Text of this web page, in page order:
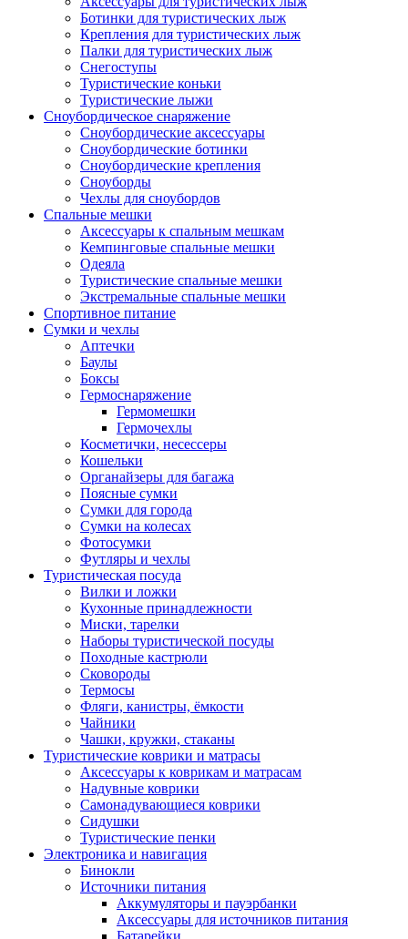
Ботинки для туристических лыж
Крепления для туристических лыж
Палки для туристических лыж
Снегоступы
Туристические коньки
Туристические лыжи
Сноубордическое снаряжение
Сноубордические аксессуары
Сноубордические ботинки
Сноубордические крепления
Сноуборды
Чехлы для сноубордов
Спальные мешки
Аксессуары к спальным мешкам
Кемпинговые спальные мешки
Одеяла
Туристические спальные мешки
Экстремальные спальные мешки
Спортивное питание
Сумки и чехлы
Аптечки
Баулы
Боксы
Гермоснаряжение
Гермомешки
Гермочехлы
Косметички, несессеры
Кошельки
Органайзеры для багажа
Поясные сумки
Сумки для города
Сумки на колесах
Фотосумки
Футляры и чехлы
Туристическая посуда
Вилки и ложки
Кухонные принадлежности
Миски, тарелки
Наборы туристической посуды
Походные кастрюли
Сковороды
Термосы
Фляги, канистры, ёмкости
Чайники
Чашки, кружки, стаканы
Туристические коврики и матрасы
Аксессуары к коврикам и матрасам
Надувные коврики
Самонадувающиеся коврики
Сидушки
Туристические пенки
Электроника и навигация
Бинокли
Источники питания
Аккумуляторы и пауэрбанки
Аксессуары для источников питания
Батарейки